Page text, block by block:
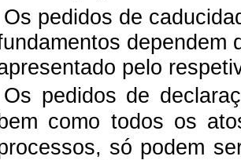
Os pedidos de
dependem
pelo
Os pedidos de
como todos os
só podem